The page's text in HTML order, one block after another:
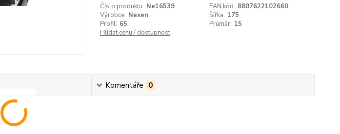
Číslo produktu: Ne16539 EAN kód: 8807622102660
Výrobce: Nexen Šířka: 175
Profil: 65 Průměr: 15
Hlídat cenu / dostupnost
Komentáře 0